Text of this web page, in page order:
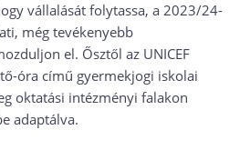
vállalását folytassa, a 2023/24-
még tevékenyebb
el. Ősztől az UNICEF
óra című gyermekjogi iskolai
oktatási intézményi falakon
adaptálva.